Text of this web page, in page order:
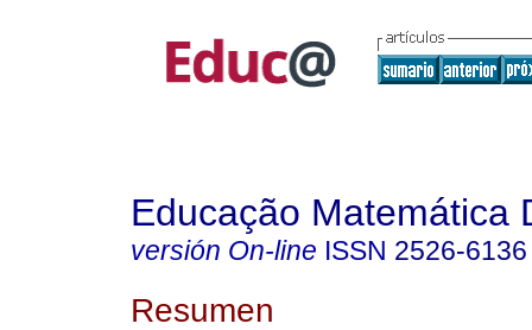
Educação Matemática
versión On-line ISSN 2526-6136
Resumen